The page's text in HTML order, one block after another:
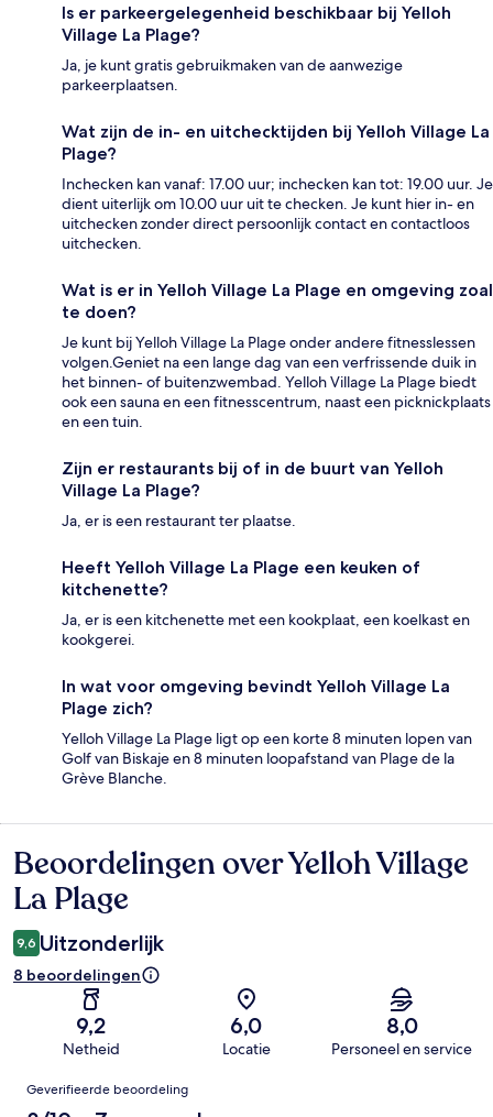
Is er parkeergelegenheid beschikbaar bij Yelloh
Village La Plage?
Ja, je kunt gratis gebruikmaken van de aanwezige
parkeerplaatsen.
Wat zijn de in- en uitchecktijden bij Yelloh Village La
Plage?
Inchecken kan vanaf: 17.00 uur; inchecken kan tot: 19.00 uur. Je
dient uiterlijk om 10.00 uur uit te checken. Je kunt hier in- en
uitchecken zonder direct persoonlijk contact en contactloos
uitchecken.
Wat is er in Yelloh Village La Plage en omgeving zoal
te doen?
Je kunt bij Yelloh Village La Plage onder andere fitnesslessen
volgen.Geniet na een lange dag van een verfrissende duik in
het binnen- of buitenzwembad. Yelloh Village La Plage biedt
ook een sauna en een fitnesscentrum, naast een picknickplaats
en een tuin.
Zijn er restaurants bij of in de buurt van Yelloh
Village La Plage?
Ja, er is een restaurant ter plaatse.
Heeft Yelloh Village La Plage een keuken of
kitchenette?
Ja, er is een kitchenette met een kookplaat, een koelkast en
kookgerei.
In wat voor omgeving bevindt Yelloh Village La
Plage zich?
Yelloh Village La Plage ligt op een korte 8 minuten lopen van
Golf van Biskaje en 8 minuten loopafstand van Plage de la
Grève Blanche.
Beoordelingen
Beoordelingen over Yelloh Village
La Plage
9,6 Uitzonderlijk
8 beoordelingen
9,2
Netheid
6,0
Locatie
8,0
Personeel en service
Beoordelingen
Geverifieerde beoordeling